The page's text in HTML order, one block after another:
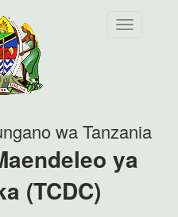
Toggle
wa Tanzania
ya
(TCDC)